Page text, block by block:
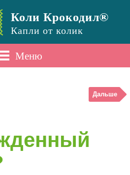
Коли Крокодил®
Капли от колик
Меню
Дальше